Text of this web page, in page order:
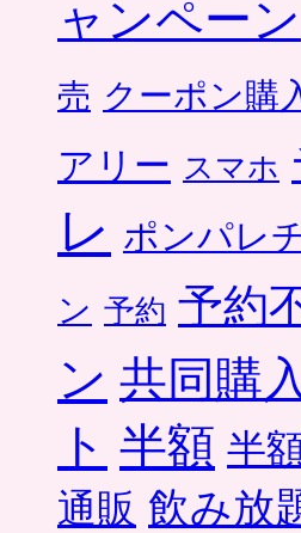
ャンペーン
売 クーポン購
アリー スマホ
レ ポンパレ
ン 予約 予約
ン 共同購
ト 半額 半
通販 飲み放